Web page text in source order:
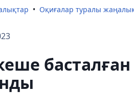
Оқиғалар туралы
басталған